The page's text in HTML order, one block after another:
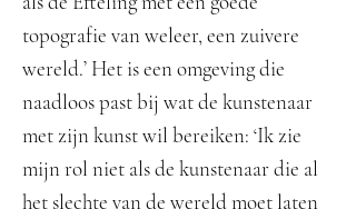
topografie van weleer, een zuivere
wereld.’ Het is een omgeving die
naadloos past bij wat de kunstenaar
met zijn kunst wil bereiken: ‘Ik zie
mijn rol niet als de kunstenaar die al
het slechte van de wereld moet laten